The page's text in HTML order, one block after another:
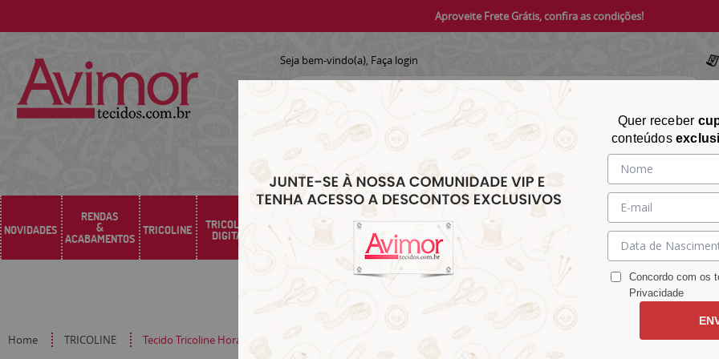
Aproveite Frete Grátis, confira as condições!
Seja bem-vindo(a), Faça login
NOVIDADES
RENDAS
&
ACABAMENTOS
TRICOLINE TRICOLINE
DIGITAL SARJA SINTÉTICOS
CHITÃO TRICÔ
TECIDOS E
AVIAMENTOS
&
ACESSÓRIOS
TECIDOS
PARA
DECORAÇÃO
Home TRICOLINE Tecido Tricoline Hora do Chá Cítrico ES14506142
Quer receber
conteúdos
Concordo com os
Privacidade